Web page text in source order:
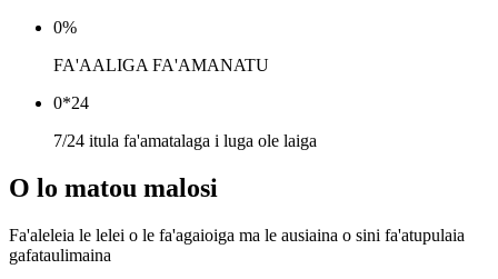
0%
FA'AALIGA FA'AMANATU
0*24
7/24 itula fa'amatalaga i luga ole laiga
O lo matou malosi
Fa'aleleia le lelei o le fa'agaioiga ma le ausiaina o sini fa'atupulaia
gafataulimaina